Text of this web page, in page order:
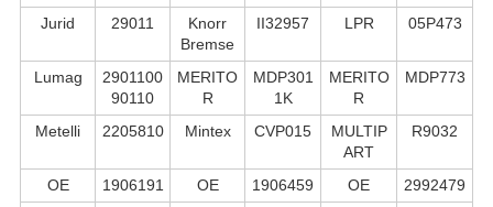
Jurid
29011
Knorr
Bremse
II32957 LPR 05P473
Lumag
2901100
90110
MERITO
R
MDP301
1K
MERITO
R
MDP773
Metelli 2205810 Mintex CVP015
MULTIP
ART
R9032
OE 1906191 OE 1906459 OE
2992479